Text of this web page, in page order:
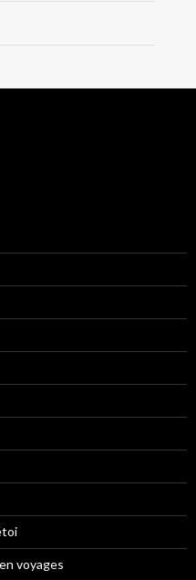
voyages